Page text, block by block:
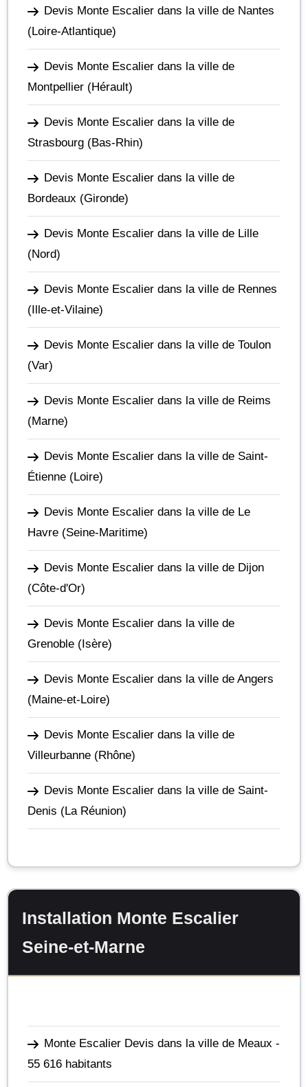
Devis Monte Escalier dans la ville de Nantes
(Loire-Atlantique)
Devis Monte Escalier dans la ville de
Montpellier (Hérault)
Devis Monte Escalier dans la ville de
Strasbourg (Bas-Rhin)
Devis Monte Escalier dans la ville de
Bordeaux (Gironde)
Devis Monte Escalier dans la ville de Lille
(Nord)
Devis Monte Escalier dans la ville de Rennes
(Ille-et-Vilaine)
Devis Monte Escalier dans la ville de Toulon
(Var)
Devis Monte Escalier dans la ville de Reims
(Marne)
Devis Monte Escalier dans la ville de Saint-
Étienne (Loire)
Devis Monte Escalier dans la ville de Le
Havre (Seine-Maritime)
Devis Monte Escalier dans la ville de Dijon
(Côte-d'Or)
Devis Monte Escalier dans la ville de
Grenoble (Isère)
Devis Monte Escalier dans la ville de Angers
(Maine-et-Loire)
Devis Monte Escalier dans la ville de
Villeurbanne (Rhône)
Devis Monte Escalier dans la ville de Saint-
Denis (La Réunion)
Installation Monte Escalier
Seine-et-Marne
Monte Escalier Devis dans la ville de Meaux -
55 616 habitants